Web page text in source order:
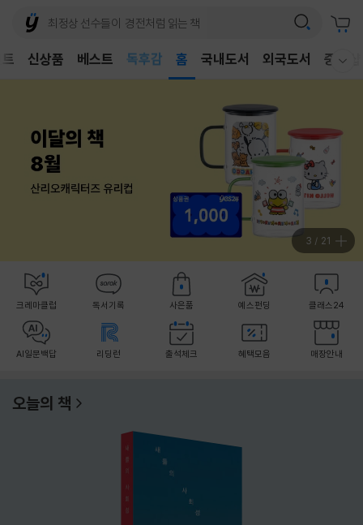
신상품 베스트
어린이
독후감
홈 국내도서 외국도서 중고샵
3 / 21
크레마클럽 독서기록 사은품 예스펀딩 클래스24
AI일문백답 리딩런 출석체크 혜택모음 매장안내
오늘의 책